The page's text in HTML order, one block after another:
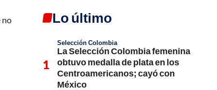
no Lo último
Selección Colombia
La Selección Colombia femenina
obtuvo medalla de plata en los
Centroamericanos; cayó con
México